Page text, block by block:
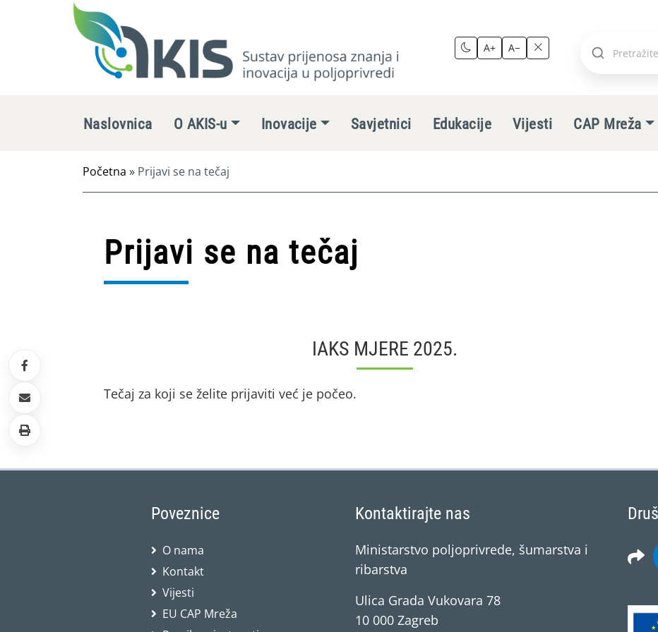
A+ A−
Pretraži
Naslovnica O AKIS-u Inovacije Savjetnici Edukacije Vijesti CAP Mreža
Početna » Prijavi se na tečaj
Prijavi se na tečaj
IAKS MJERE 2025.
Tečaj za koji se želite prijaviti već je počeo.
Poveznice
O nama
Kontakt
Vijesti
EU CAP Mreža
Kontaktirajte nas
Ministarstvo poljoprivrede, šumarstva i
ribarstva
Ulica Grada Vukovara 78
10 000 Zagreb